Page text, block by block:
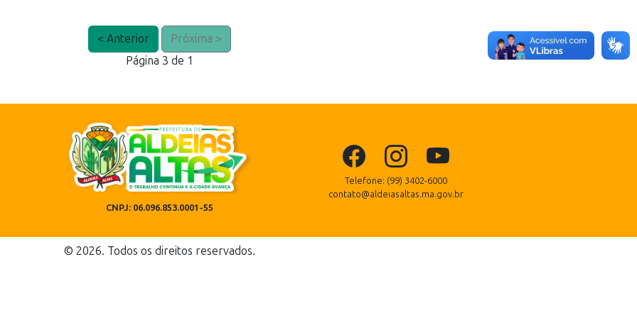
< Anterior
Próxima >
Página 3 de 1
CNPJ: 06.096.853.0001-55
Telefone: (99) 3402-6000
contato@aldeiasaltas.ma.gov.br
© 2026. Todos os direitos reservados.